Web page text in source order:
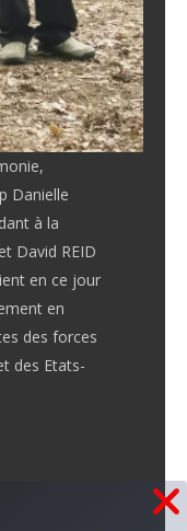
Danielle
à la
David REID
en ce jour
en
des forces
des Etats-